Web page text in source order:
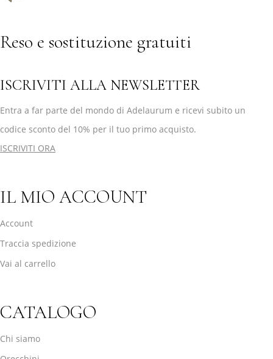
Reso e sostituzione gratuiti
ISCRIVITI ALLA NEWSLETTER
Entra a far parte del mondo di Adelaurum e ricevi subito un
codice sconto del 10% per il tuo primo acquisto.
ISCRIVITI ORA
IL MIO ACCOUNT
Account
Traccia spedizione
Vai al carrello
CATALOGO
Chi siamo